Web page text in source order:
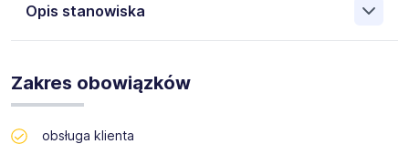
Opis stanowiska
zatrudnienia pod numerem KRAZ: 21045, zajmująca się
profesjonalnym wsparciem sprzedaży poszukuje obecnie
osoby na Stanowisko Kasjer/Sprzedawca w miejscowości
- Gorzów Wielkopolski
Zakres obowiązków
obsługa klienta